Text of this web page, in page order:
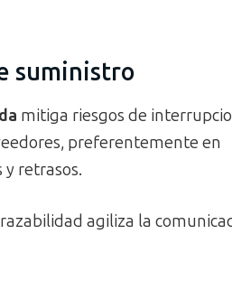
suministro
mitiga riesgos de
preferentemente en
retrasos.
agiliza la